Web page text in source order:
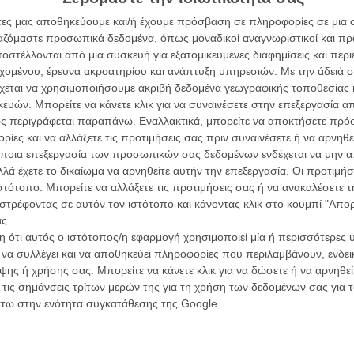
μας αποθηκεύουμε και/ή έχουμε πρόσβαση σε πληροφορίες σε
προσωπικά δεδομένα, όπως μοναδικοί αναγνωριστικοί και
από μια συσκευή για εξατομικευμένες διαφημίσεις και
έρευνα ακροατηρίου και ανάπτυξη υπηρεσιών. Με την άδειά
να χρησιμοποιήσουμε ακριβή δεδομένα γεωγραφικής τοποθεσίας
Μπορείτε να κάνετε κλικ για να συναινέσετε στην επεξεργασία
περιγράφεται παραπάνω. Εναλλακτικά, μπορείτε να αποκτήσετε
και να αλλάξετε τις προτιμήσεις σας πριν συναινέσετε ή να
επεξεργασία των προσωπικών σας δεδομένων ενδέχεται να μην
έχετε το δικαίωμα να αρνηθείτε αυτήν την επεξεργασία. Οι
Μπορείτε να αλλάξετε τις προτιμήσεις σας ή να ανακαλέσετε
σε αυτόν τον ιστότοπο και κάνοντας κλικ στο κουμπί
αυτός ο ιστότοπος/η εφαρμογή χρησιμοποιεί μία ή περισσότερες
συλλέγει και να αποθηκεύει πληροφορίες που περιλαμβάνουν,
ή χρήσης σας. Μπορείτε να κάνετε κλικ για να δώσετε ή να
σημάνσεις τρίτων μερών της για τη χρήση των δεδομένων σας
στην ενότητα συγκατάθεσης της Google.
η νέα ταινία του Ρούμπεν Οστλουντ, μετά
Δάφνη Πατακιά και το ρεμπέτικο που μας
we Vanish» του Κιγιόσι Κουροσάουα
ντεμπουτάρει στο σινεμά
το ενδεχόμενο τρομοκρατικής επίθεσης